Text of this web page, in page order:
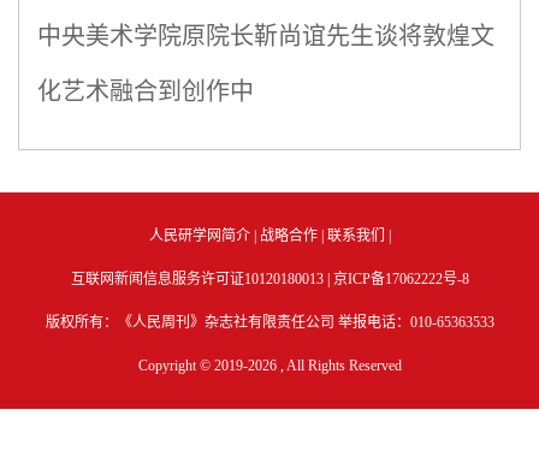
中央美术学院原院长靳尚谊先生谈将敦煌文
化艺术融合到创作中
人民研学网简介| 战略合作| 联系我们
互联网新闻信息服务许可证10120180013 | 京ICP备17062222号-8
版权所有：《人民周刊》杂志社有限责任公司 举报电话：010-65363533
Copyright © 2019-2026 , All Rights Reserved